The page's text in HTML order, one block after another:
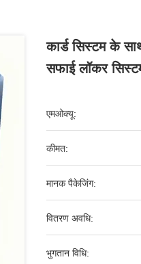
कार्ड सिस्टम के
सफाई लॉकर
एमओक्यू:
कीमत:
मानक पैकेजिंग:
वितरण अवधि:
भुगतान विधि: